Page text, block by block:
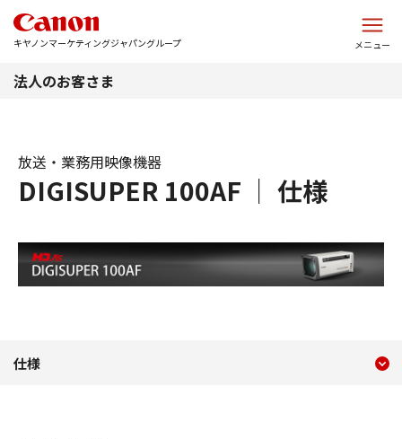
キヤノンマーケティングジャパングループ メニュー
法人のお客さま
DIGISUPER 100AF ｜ 仕様
放送・業務用映像機器
仕様